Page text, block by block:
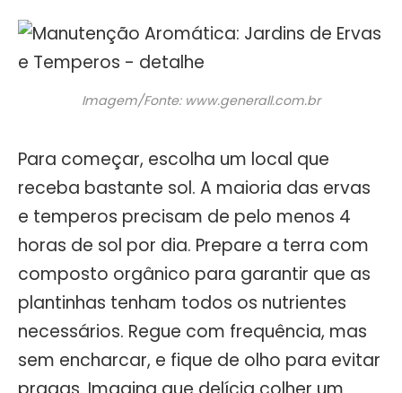
Imagem/Fonte: www.generall.com.br
Para começar, escolha um local que
receba bastante sol. A maioria das ervas
e temperos precisam de pelo menos 4
horas de sol por dia. Prepare a terra com
composto orgânico para garantir que as
plantinhas tenham todos os nutrientes
necessários. Regue com frequência, mas
sem encharcar, e fique de olho para evitar